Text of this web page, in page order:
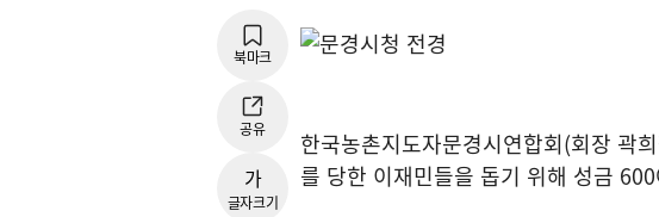
북마크
공유
가
글자크기
한국농촌지도자문경시연합회(회장 곽
를 당한 이재민들을 돕기 위해 성금 600